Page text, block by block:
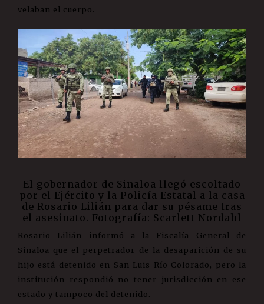
velaban el cuerpo.
El gobernador de Sinaloa llegó escoltado
por el Ejército y la Policía Estatal a la casa
de Rosario Lilián para dar su pésame tras
el asesinato. Fotografía: Scarlett Nordahl
Rosario Lilián informó a la Fiscalía General de
Sinaloa que el perpetrador de la desaparición de su
hijo está detenido en San Luis Río Colorado, pero la
institución respondió no tener jurisdicción en ese
estado y tampoco del detenido.